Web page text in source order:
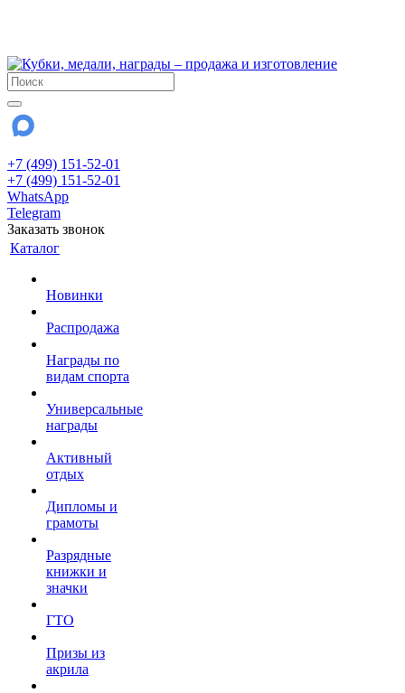
+7 (499) 151-52-01
+7 (499) 151-52-01
WhatsApp
Telegram
Заказать звонок
Каталог
Новинки
Распродажа
Награды по
видам спорта
Универсальные
награды
Активный
отдых
Дипломы и
грамоты
Разрядные
книжки и
значки
ГТО
Призы из
акрила